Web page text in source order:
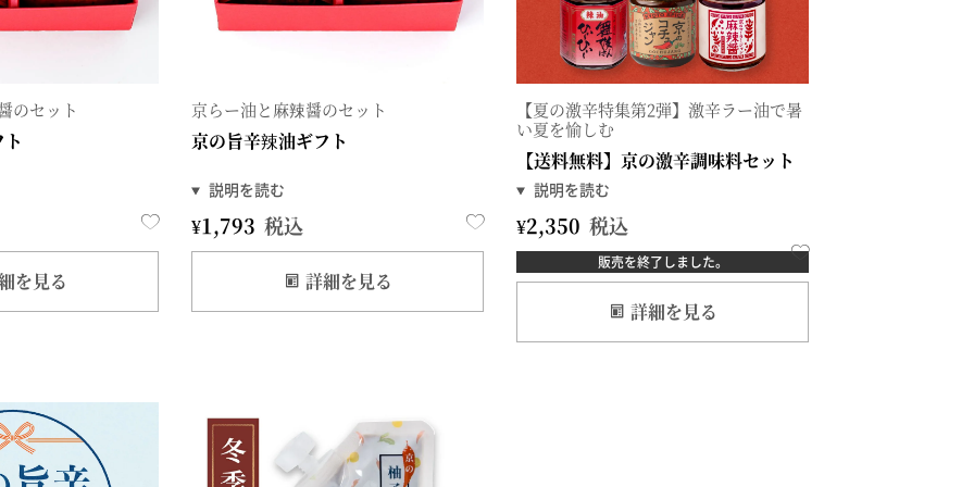
のセット
を見る
京らー油と麻辣醤のセット
京の旨辛辣油ギフト
¥1,793 税込
詳細を見る
【夏の激辛特集第2弾】激辛ラー油で暑
い夏を愉しむ
【送料無料】京の激辛調味料セット
¥2,350 税込
販売を終了しました。
詳細を見る